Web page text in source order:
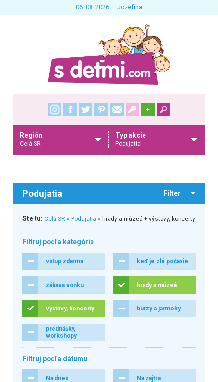
06. 08. 2026 Jozefína
+
Región
Celá SR
Typ akcie
Podujatia
Podujatia Filter
Ste tu: Celá SR» Podujatia » hrady a múzeá + výstavy, koncerty
Filtruj podľa kategórie
vstup zdarma keď je zlé počasie
zábava vonku hrady a múzeá
výstavy, koncerty burzy a jarmoky
prednášky,
workshopy
Filtruj podľa dátumu
Na dnes Na zajtra